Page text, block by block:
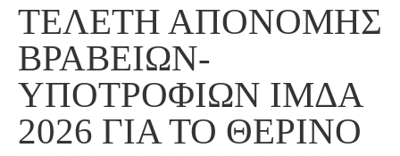
ΤΕΛΕΤΉ ΑΠΟΝΟΜΉΣ
ΒΡΑΒΕΊΩΝ-
ΥΠΟΤΡΟΦΙΏΝ ΙΜΔΑ
2026 ΓΙΑ ΤΟ ΘΕΡΙΝΌ